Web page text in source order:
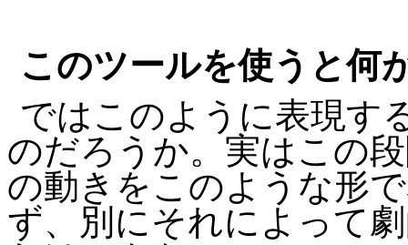
このツールを使うと何
ではこのように表現す
のだろうか。実はこの
の動きをこのような形
ず、別にそれによって